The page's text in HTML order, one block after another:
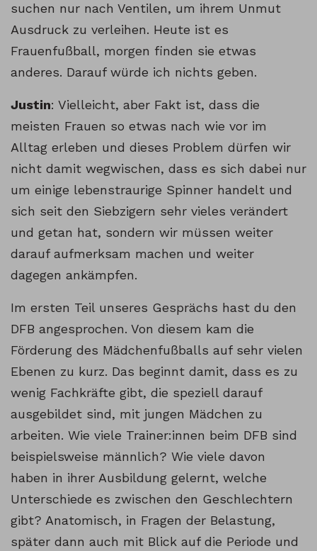
suchen nur nach Ventilen, um ihrem Unmut
Ausdruck zu verleihen. Heute ist es
Frauenfußball, morgen finden sie etwas
anderes. Darauf würde ich nichts geben.
Justin: Vielleicht, aber Fakt ist, dass die
meisten Frauen so etwas nach wie vor im
Alltag erleben und dieses Problem dürfen wir
nicht damit wegwischen, dass es sich dabei nur
um einige lebenstraurige Spinner handelt und
sich seit den Siebzigern sehr vieles verändert
und getan hat, sondern wir müssen weiter
darauf aufmerksam machen und weiter
dagegen ankämpfen.
Im ersten Teil unseres Gesprächs hast du den
DFB angesprochen. Von diesem kam die
Förderung des Mädchenfußballs auf sehr vielen
Ebenen zu kurz. Das beginnt damit, dass es zu
wenig Fachkräfte gibt, die speziell darauf
ausgebildet sind, mit jungen Mädchen zu
arbeiten. Wie viele Trainer:innen beim DFB sind
beispielsweise männlich? Wie viele davon
haben in ihrer Ausbildung gelernt, welche
Unterschiede es zwischen den Geschlechtern
gibt? Anatomisch, in Fragen der Belastung,
später dann auch mit Blick auf die Periode und